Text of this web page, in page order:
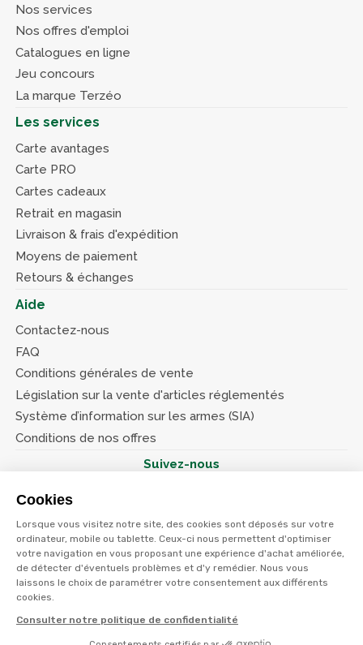
Cookies
Lorsque vous visitez notre site, des cookies sont déposés sur votre
ordinateur, mobile ou tablette. Ceux-ci nous permettent d'optimiser
votre navigation en vous proposant une expérience d'achat améliorée,
de détecter d'éventuels problèmes et d'y remédier. Nous vous
laissons le choix de paramétrer votre consentement aux différents
cookies.
Consulter notre politique de confidentialité
Nos services
Nos offres d'emploi
Catalogues en ligne
Jeu concours
La marque Terzéo
Les services
Carte avantages
Carte PRO
Cartes cadeaux
Retrait en magasin
Livraison & frais d'expédition
Moyens de paiement
Retours & échanges
Aide
Contactez-nous
FAQ
Conditions générales de vente
Législation sur la vente d'articles réglementés
Système d’information sur les armes (SIA)
Conditions de nos offres
Suivez-nous
© Terres et eaux 2026
Politique de confidentialité
Mentions légales
CGV